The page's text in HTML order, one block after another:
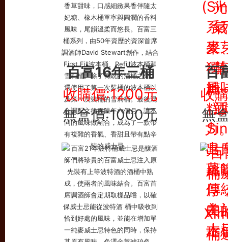
百富16年三桶
百
收購價:1200元
無盒價:1000元
收
無